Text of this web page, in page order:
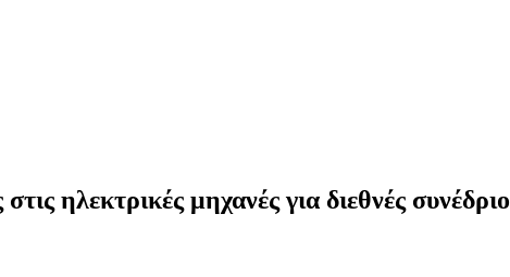
ηλεκτρικές μηχανές για διεθνές συνέδριο